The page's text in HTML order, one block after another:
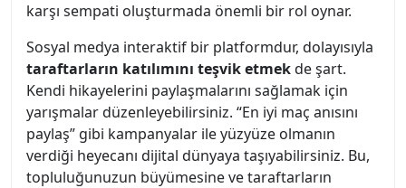
karşı sempati oluşturmada önemli bir rol oynar.
Sosyal medya interaktif bir platformdur, dolayısıyla
taraftarların katılımını teşvik etmekde şart.
Kendi hikayelerini paylaşmalarını sağlamak için
yarışmalar düzenleyebilirsiniz. “En iyi maç anısını
paylaş” gibi kampanyalar ile yüzyüze olmanın
verdiği heyecanı dijital dünyaya taşıyabilirsiniz. Bu,
topluluğunuzun büyümesine ve taraftarların